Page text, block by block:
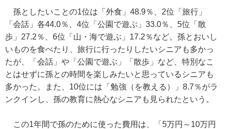
孫としたいことの1位は「外食」48.9％、2位「旅行」
「会話」各44.0％、4位「公園で遊ぶ」33.0％、5位「散
歩」27.2％、6位「山・海で遊ぶ」17.2％など。孫とおいし
いものを食べたり、旅行に行ったりしたいシニアも多かっ
たが、「会話」や「公園で遊ぶ」「散歩」など、特別なこ
とはせずに孫との時間を楽しみたいと思っているシニアも
多かった。また、10位には「勉強（を教える）」8.7％がラ
ンクインし、孫の教育に熱心なシニアも見られたという。
この1年間で孫のために使った費用は、「5万円～10万円